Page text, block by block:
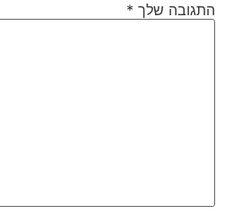
התגובה שלך *